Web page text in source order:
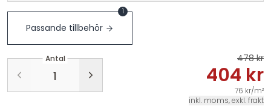
Passande tillbehör
1
Antal 478 kr
404 kr
76 kr/m²
inkl. moms, exkl. frakt